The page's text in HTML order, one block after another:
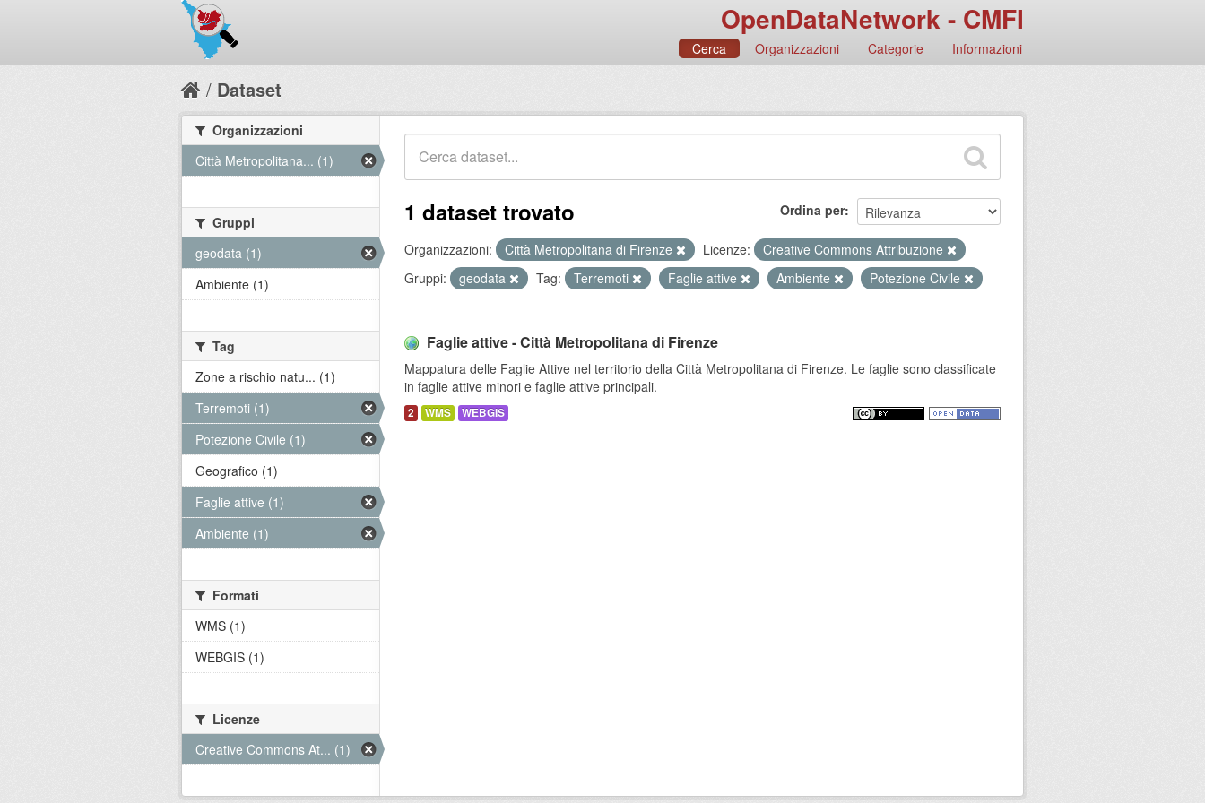
OpenDataNetwork - CMFI
Cerca Organizzazioni Categorie Informazioni
Dataset
Ordina per
1 dataset trovato
Organizzazioni: Città Metropolitana di Firenze Licenze:
Creative Commons Attribuzione
Gruppi:
geodata Tag: Terremoti Faglie attive Ambiente Potezione Civile
Faglie attive - Città Metropolitana di Firenze
Mappatura delle Faglie Attive nel territorio della Città Metropolitana di Firenze. Le faglie sono classificate
in faglie attive minori e faglie attive principali.
2 WMS WEBGIS
Organizzazioni
Città Metropolitana... (1)
Gruppi
geodata (1)
Ambiente (1)
Tag
Zone a rischio natu... (1)
Terremoti (1)
Potezione Civile (1)
Geografico (1)
Faglie attive (1)
Ambiente (1)
Formati
WMS (1)
WEBGIS (1)
Licenze
Creative Commons At... (1)